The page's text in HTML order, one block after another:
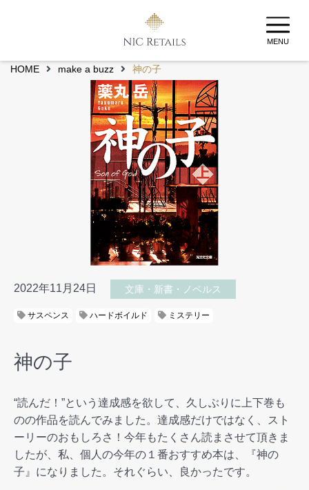
MENU
HOME make a buzz 神の子
2022年11月24日 文庫・新書・ノベルス
サスペンス ハードボイルド ミステリー
神の子
“読んだ！”という達成感を欲して、久しぶりに上下巻も
のの作品を読んでみました。達成感だけではなく、スト
ーリーのおもしろさ！今年もたくさん読まさせて頂きま
したが、私、個人の今年の１番おすすめ本は、『神の
子』になりました。それぐらい、良かったです。